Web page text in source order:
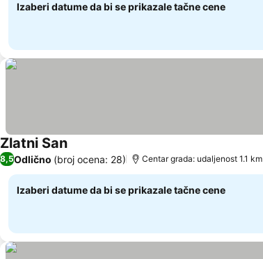
Izaberi datume da bi se prikazale tačne cene
Zlatni San
8,5Odlično (broj ocena: 28) Centar grada: udaljenost 1.1 km
Izaberi datume da bi se prikazale tačne cene